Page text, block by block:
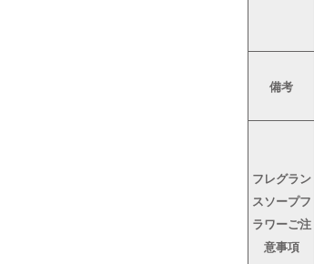
備考
フレグラン
スソープフ
ラワーご注
意事項